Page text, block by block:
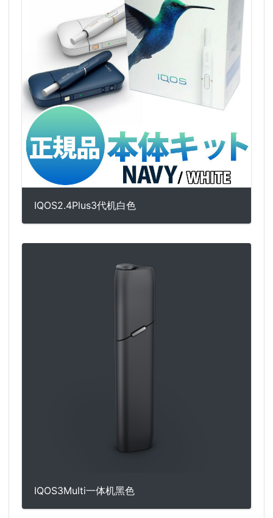
IQOS2.4Plus3代机白色
IQOS3Multi一体机黑色